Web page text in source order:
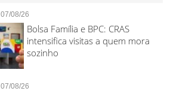
07/08/26
Bolsa Família e BPC: CRAS
intensifica visitas a quem mora
sozinho
07/08/26